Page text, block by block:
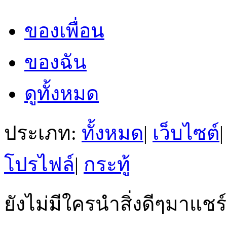
ของเพื่อน
ของฉัน
ดูทั้งหมด
ประเภท: ทั้งหมด| เว็บไซต์|
โปรไฟล์| กระทู้
ยังไม่มีใครนำสิ่งดีๆมาแชร์